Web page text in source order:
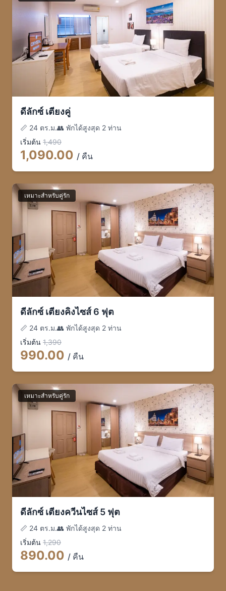
ดีลักซ์ เตียงคู่
📏 24 ตร.ม.👥 พักได้สูงสุด 2 ท่าน
เริ่มต้น 1,490
1,090.00 / คืน
เหมาะสำหรับคู่รัก
ดีลักซ์ เตียงคิงไซส์ 6 ฟุต
📏 24 ตร.ม.👥 พักได้สูงสุด 2 ท่าน
เริ่มต้น 1,390
990.00 / คืน
เหมาะสำหรับคู่รัก
ดีลักซ์ เตียงควีนไซส์ 5 ฟุต
📏 24 ตร.ม.👥 พักได้สูงสุด 2 ท่าน
เริ่มต้น 1,290
890.00 / คืน